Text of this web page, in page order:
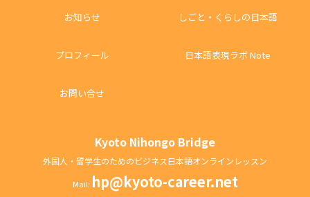
お知らせ しごと・くらしの日本語
プロフィール 日本語表現ラボ Note
お問い合せ
Kyoto Nihongo Bridge
外国人・留学生のためのビジネス日本語オンラインレッスン
Mail: hp@kyoto-career.net